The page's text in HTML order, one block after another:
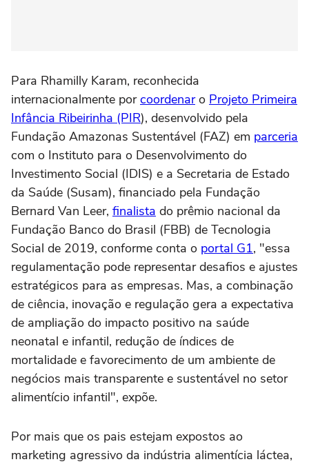
Para Rhamilly Karam, reconhecida
internacionalmente porcoordenaro Projeto Primeira
Infância Ribeirinha (PIR), desenvolvido pela
Fundação Amazonas Sustentável (FAZ) em parceria
com o Instituto para o Desenvolvimento do
Investimento Social (IDIS) e a Secretaria de Estado
da Saúde (Susam), financiado pela Fundação
Bernard Van Leer, finalista do prêmio nacional da
Fundação Banco do Brasil (FBB) de Tecnologia
Social de 2019, conforme conta o portal G1, "essa
regulamentação pode representar desafios e ajustes
estratégicos para as empresas. Mas, a combinação
de ciência, inovação e regulação gera a expectativa
de ampliação do impacto positivo na saúde
neonatal e infantil, redução de índices de
mortalidade e favorecimento de um ambiente de
negócios mais transparente e sustentável no setor
alimentício infantil", expõe.
Por mais que os pais estejam expostos ao
marketing agressivo da indústria alimentícia láctea,